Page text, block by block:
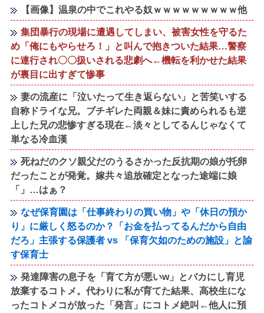
【画像】温泉の中でこれやる奴ｗｗｗｗｗｗｗｗｗ他
集団暴行の現場に遭遇してしまい、被害女性を守るた
め「俺にもやらせろ！」と叫んで抱きついた結果…警察
に連行され〇〇扱いされる悲劇へ←機転を利かせた結果
が裏目に出すぎて惨事
妻の流産に「泣いたって生き返らない」と苦笑いする
自称ドライな兄。ブチギレた両親＆妹に責められるも逆
上した兄の悲惨すぎる現在←淡々としてるんじゃなくて
単なる冷血漢
死ねだのクソ親父だのうるさかった反抗期の娘が托卵
だったことが発覚。嫁共々追放確定となった途端に娘
「」…はぁ？
なぜ保育園は「仕事終わりの買い物」や「休日の預か
り」に厳しく怒るのか？「お金を払ってるんだから自由
だろ」主張する保護者 vs 「保育欠如のための施設」と諭
す保育士
発達障害の息子を「育て方が悪いw」とバカにし育児
放棄するコトメ。代わりに私が育てた結果、高校生にな
ったコトメコが放った「発言」にコトメ絶叫←他人に預